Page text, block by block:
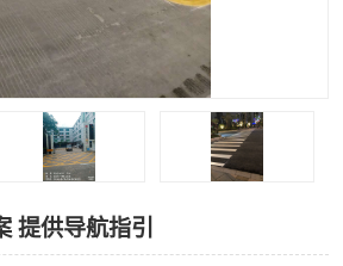
提供导航指引